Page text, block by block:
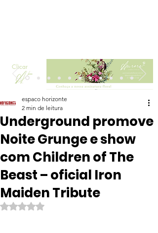
Clicar
Underground promove
Noite Grunge e show
com Children of The
Beast – oficial Iron
Maiden Tribute
espaco horizonte
2 min de leitura
Avaliado com NaN de 5 estrelas.